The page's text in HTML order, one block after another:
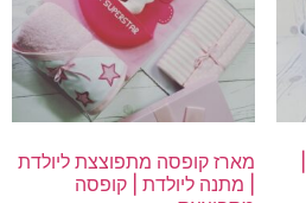
מארז קופסה מתפוצצת ליולדת
| מתנה ליולדת | קופסה